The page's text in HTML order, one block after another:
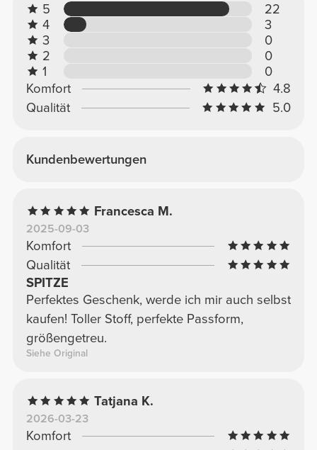
5
22
4
3
3
0
2
0
1
0
Komfort
4.8
Qualität
5.0
Kundenbewertungen
Francesca M.
2025-09-03
Komfort
Qualität
SPITZE
Perfektes Geschenk, werde ich mir auch selbst
kaufen! Toller Stoff, perfekte Passform,
größengetreu.
Siehe Original
Tatjana K.
2026-03-23
Komfort